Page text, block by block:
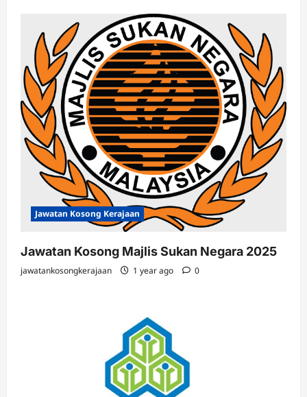
Jawatan Kosong Kerajaan
Jawatan Kosong Majlis Sukan Negara 2025
jawatankosongkerajaan 1 year ago 0